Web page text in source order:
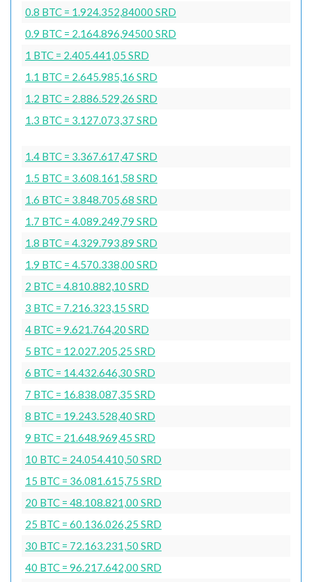
0.8 BTC = 1.924.352,84000 SRD
0.9 BTC = 2.164.896,94500 SRD
1 BTC = 2.405.441,05 SRD
1.1 BTC = 2.645.985,16 SRD
1.2 BTC = 2.886.529,26 SRD
1.3 BTC = 3.127.073,37 SRD
1.4 BTC = 3.367.617,47 SRD
1.5 BTC = 3.608.161,58 SRD
1.6 BTC = 3.848.705,68 SRD
1.7 BTC = 4.089.249,79 SRD
1.8 BTC = 4.329.793,89 SRD
1.9 BTC = 4.570.338,00 SRD
2 BTC = 4.810.882,10 SRD
3 BTC = 7.216.323,15 SRD
4 BTC = 9.621.764,20 SRD
5 BTC = 12.027.205,25 SRD
6 BTC = 14.432.646,30 SRD
7 BTC = 16.838.087,35 SRD
8 BTC = 19.243.528,40 SRD
9 BTC = 21.648.969,45 SRD
10 BTC = 24.054.410,50 SRD
15 BTC = 36.081.615,75 SRD
20 BTC = 48.108.821,00 SRD
25 BTC = 60.136.026,25 SRD
30 BTC = 72.163.231,50 SRD
40 BTC = 96.217.642,00 SRD